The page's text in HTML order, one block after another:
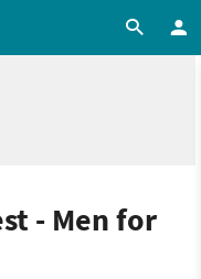
- Men for